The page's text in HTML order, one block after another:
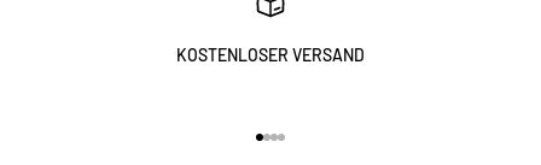
KOSTENLOSER VERSAND